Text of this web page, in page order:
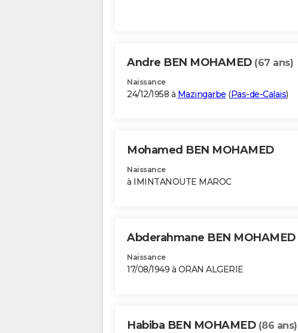
Andre BEN MOHAMED (67 ans)
Naissance
24/12/1958 à Mazingarbe (Pas-de-Calais)
Mohamed BEN MOHAMED
Naissance
à IMINTANOUTE MAROC
Abderahmane BEN MOHAMED
Naissance
17/08/1949 à ORAN ALGERIE
Habiba BEN MOHAMED (86 ans)